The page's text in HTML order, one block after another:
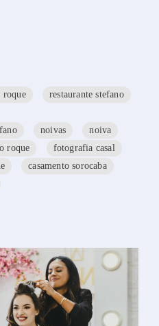
roque
restaurante stefano
noivas
noiva
roque
fotografia casal
casamento sorocaba